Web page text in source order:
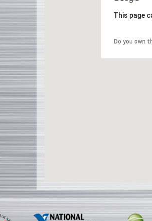
This page
Do you own